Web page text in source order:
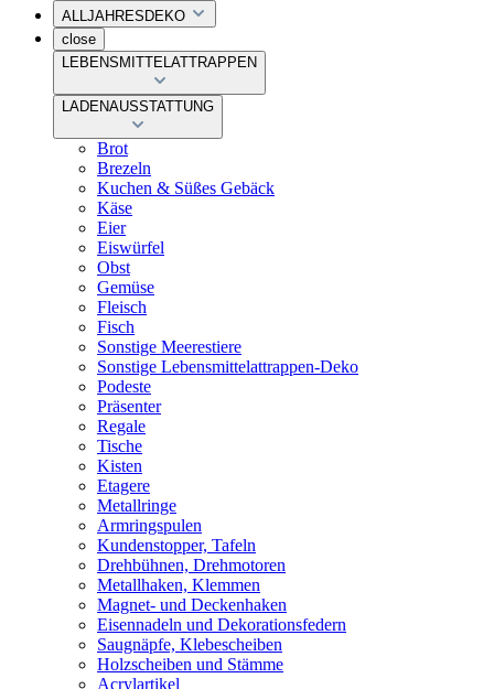
ALLJAHRESDEKO
close
LEBENSMITTELATTRAPPEN
LADENAUSSTATTUNG
Brot
Brezeln
Kuchen & Süßes Gebäck
Käse
Eier
Eiswürfel
Obst
Gemüse
Fleisch
Fisch
Sonstige Meerestiere
Sonstige Lebensmittelattrappen-Deko
Podeste
Präsenter
Regale
Tische
Kisten
Etagere
Metallringe
Armringspulen
Kundenstopper, Tafeln
Drehbühnen, Drehmotoren
Metallhaken, Klemmen
Magnet- und Deckenhaken
Eisennadeln und Dekorationsfedern
Saugnäpfe, Klebescheiben
Holzscheiben und Stämme
Acrylartikel